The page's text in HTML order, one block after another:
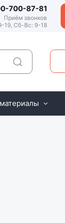
700-87-81
Приём звонков
19, Сб-Вс: 9-18